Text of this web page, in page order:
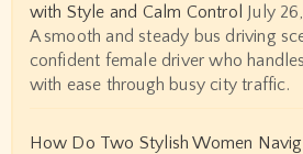
with Style and Calm Control July
A smooth and steady bus driving
confident female driver who
with ease through busy city traffic.
How Do Two Stylish Women